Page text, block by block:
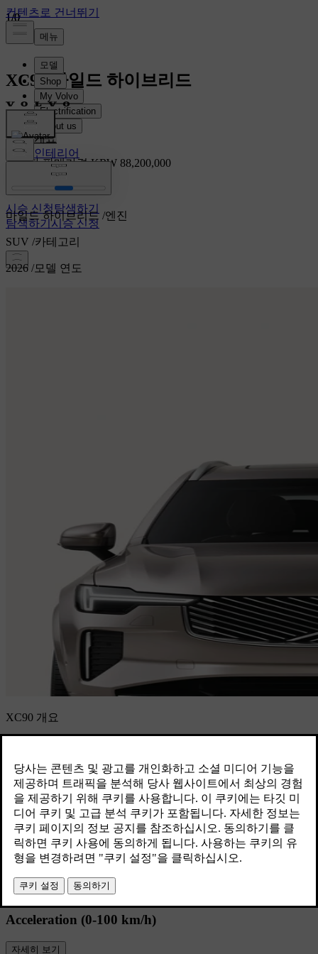
XC90 마일드 하이브리드
개요
인테리어
기능
시승 신청 탐색하기
탐색하기 시승 신청
XC90
소비자 판매가격 KRW 88,200,000
마일드 하이브리드 /엔진
SUV /카테고리
2026 /모델 연도
XC90 개요
간. 7인승 패밀리 SUV로 내 집과 같은 편
안함을 누리세요.
최대 출력 (ps)
자세히 보기
300ps
Acceleration (0-100 km/h)
자세히 보기
1/0
1/0
1/0